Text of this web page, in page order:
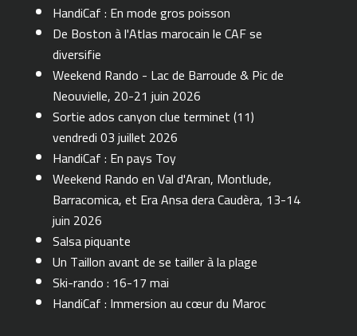
HandiCaf : En mode gros poisson
De Boston à l'Atlas marocain le CAF se
diversifie
Weekend Rando - Lac de Barroude & Pic de
Neouvielle, 20-21 juin 2026
Sortie ados canyon clue terminet (11)
vendredi 03 juillet 2026
HandiCaf : En pays Toy
Weekend Rando en Val d'Aran, Montlude,
Barracomica, et Era Ansa dera Caudèra, 13-14
juin 2026
Salsa piquante
Un Taillon avant de se tailler à la plage
Ski-rando : 16-17 mai
HandiCaf : Immersion au cœur du Maroc